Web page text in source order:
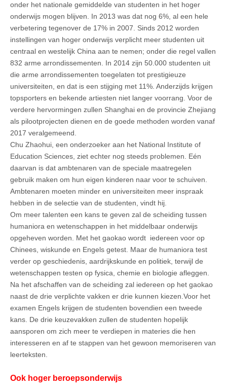
onder het nationale gemiddelde van studenten in het hoger
onderwijs mogen blijven. In 2013 was dat nog 6%, al een hele
verbetering tegenover de 17% in 2007. Sinds 2012 worden
instellingen van hoger onderwijs verplicht meer studenten uit
centraal en westelijk China aan te nemen; onder die regel vallen
832 arme arrondissementen. In 2014 zijn 50.000 studenten uit
die arme arrondissementen toegelaten tot prestigieuze
universiteiten, en dat is een stijging met 11%. Anderzijds krijgen
topsporters en bekende artiesten niet langer voorrang. Voor de
verdere hervormingen zullen Shanghai en de provincie Zhejiang
als pilootprojecten dienen en de goede methoden worden vanaf
2017 veralgemeend.
Chu Zhaohui, een onderzoeker aan het National Institute of
Education Sciences, ziet echter nog steeds problemen. Eén
daarvan is dat ambtenaren van de speciale maatregelen
gebruik maken om hun eigen kinderen naar voor te schuiven.
Ambtenaren moeten minder en universiteiten meer inspraak
hebben in de selectie van de studenten, vindt hij.
Om meer talenten een kans te geven zal de scheiding tussen
humaniora en wetenschappen in het middelbaar onderwijs
opgeheven worden. Met het gaokao wordt iedereen voor op
Chinees, wiskunde en Engels getest. Maar de humaniora test
verder op geschiedenis, aardrijkskunde en politiek, terwijl de
wetenschappen testen op fysica, chemie en biologie afleggen.
Na het afschaffen van de scheiding zal iedereen op het gaokao
naast de drie verplichte vakken er drie kunnen kiezen.Voor het
examen Engels krijgen de studenten bovendien een tweede
kans. De drie keuzevakken zullen de studenten hopelijk
aansporen om zich meer te verdiepen in materies die hen
interesseren en af te stappen van het gewoon memoriseren van
leerteksten.
Ook hoger beroepsonderwijs